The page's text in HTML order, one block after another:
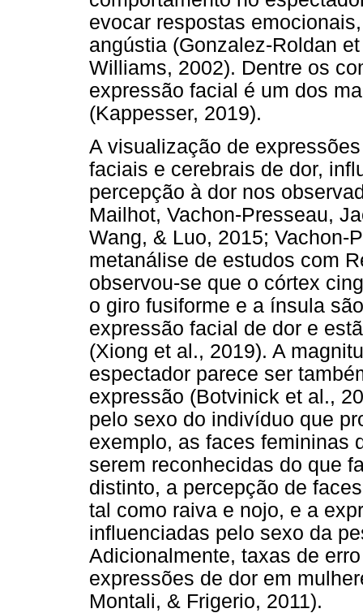
evocar respostas
angústia (Gonzalez-Roldan
Williams, 2002). Dentre os
expressão facial é um dos
(Kappesser, 2019).
A visualização de
faciais e cerebrais de dor,
percepção à dor nos
Mailhot, Vachon-Presseau,
Wang, & Luo, 2015; Vachon-
metanálise de estudos com
observou-se que o córtex
o giro fusiforme e a ínsula
expressão facial de dor e
(Xiong et al., 2019). A
espectador parece ser
expressão (Botvinick et al.,
pelo sexo do indivíduo que
exemplo, as faces femininas
serem reconhecidas do que
distinto, a percepção de
tal como raiva e nojo, e a
influenciadas pelo sexo da
Adicionalmente, taxas de
expressões de dor em
Montali, & Frigerio, 2011).